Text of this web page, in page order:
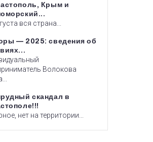
Крым и
вся страна...
— 2025: сведения об
Волокова
скандал в
нет на территории...